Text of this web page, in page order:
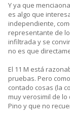
Y ya que
es algo que
independiente,
representante de
infiltrada y se
no es que
El 11 M está
pruebas. Pero
contado cosas (la
muy verosimil de lo
Pino y que no